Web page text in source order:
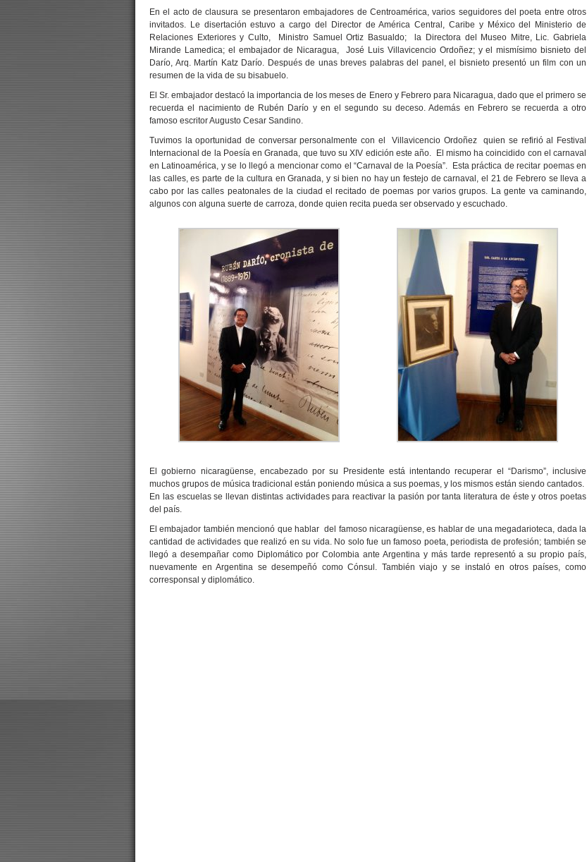
En el acto de clausura se presentaron embajadores de Centroamérica, varios seguidores del poeta entre otros
invitados. Le disertación estuvo a cargo del Director de América Central, Caribe y México del Ministerio de
Relaciones Exteriores y Culto, Ministro Samuel Ortiz Basualdo; la Directora del Museo Mitre, Lic. Gabriela
Mirande Lamedica; el embajador de Nicaragua, José Luis Villavicencio Ordoñez; y el mismísimo bisnieto del
Darío, Arq. Martín Katz Darío. Después de unas breves palabras del panel, el bisnieto presentó un film con un
resumen de la vida de su bisabuelo.
El Sr. embajador destacó la importancia de los meses de Enero y Febrero para Nicaragua, dado que el primero se
recuerda el nacimiento de Rubén Darío y en el segundo su deceso. Además en Febrero se recuerda a otro
famoso escritor Augusto Cesar Sandino.
Tuvimos la oportunidad de conversar personalmente con el Villavicencio Ordoñez quien se refirió al Festival
Internacional de la Poesía en Granada, que tuvo su XIV edición este año. El mismo ha coincidido con el carnaval
en Latinoamérica, y se lo llegó a mencionar como el “Carnaval de la Poesía”. Esta práctica de recitar poemas en
las calles, es parte de la cultura en Granada, y si bien no hay un festejo de carnaval, el 21 de Febrero se lleva a
cabo por las calles peatonales de la ciudad el recitado de poemas por varios grupos. La gente va caminando,
algunos con alguna suerte de carroza, donde quien recita pueda ser observado y escuchado.
El gobierno nicaragüense, encabezado por su Presidente está intentando recuperar el “Darismo”, inclusive
muchos grupos de música tradicional están poniendo música a sus poemas, y los mismos están siendo cantados.
En las escuelas se llevan distintas actividades para reactivar la pasión por tanta literatura de éste y otros poetas
del país.
El embajador también mencionó que hablar del famoso nicaragüense, es hablar de una megadarioteca, dada la
cantidad de actividades que realizó en su vida. No solo fue un famoso poeta, periodista de profesión; también se
llegó a desempañar como Diplomático por Colombia ante Argentina y más tarde representó a su propio país,
nuevamente en Argentina se desempeñó como Cónsul. También viajo y se instaló en otros países, como
corresponsal y diplomático.